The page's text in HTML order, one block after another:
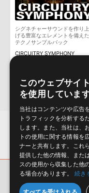
めのデモンストレーショ
そのものをお使いいただ
構成する全てのサウンド
保証するものではありま
しかねます。
シグネチャーサウンドを作り上
げる豊富なエレメントを備えた
テクノサンプルパック
CIRCUITRY SYMPHONY
サンプルパック
このウェブサイ
を使用していま
当社はコンテンツや広告
トラフィックを分析する
します。また、当社は、
トの使用に関する情報を
ナーと共有します。これ
提供した他の情報、また
スの使用から収集した他
る場合があります。
続き